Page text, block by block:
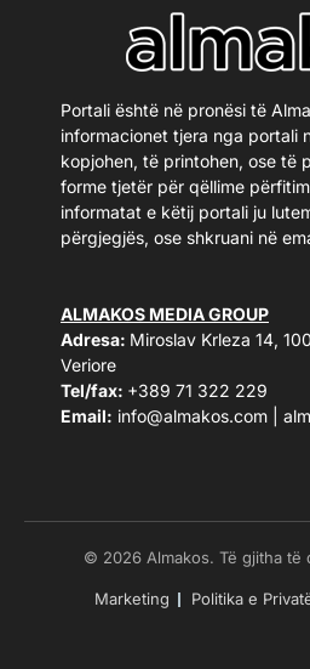
Portali është në pronësi të
informacionet tjera nga portali
kopjohen, të printohen, ose të
forme tjetër për qëllime
informatat e këtij portali ju
përgjegjës, ose shkruani në
ALMAKOS MEDIA GROUP
Adresa: Miroslav Krleza 14,
Veriore
Tel/fax: +389 71 322 229
Email: info@almakos.com
© 2026 Almakos. Të gjitha të
Marketing Politika e